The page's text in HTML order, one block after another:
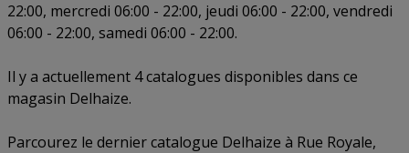
22:00, mercredi 06:00 - 22:00, jeudi 06:00 - 22:00, vendredi
06:00 - 22:00, samedi 06:00 - 22:00.
Il y a actuellement 4 catalogues disponibles dans ce
magasin Delhaize.
Parcourez le dernier catalogue Delhaize à Rue Royale,